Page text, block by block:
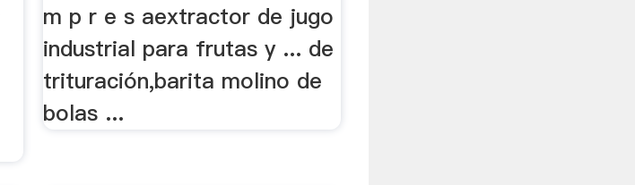
m p r e s aextractor de jugo
industrial para frutas y ... de
trituración,barita molino de
bolas ...